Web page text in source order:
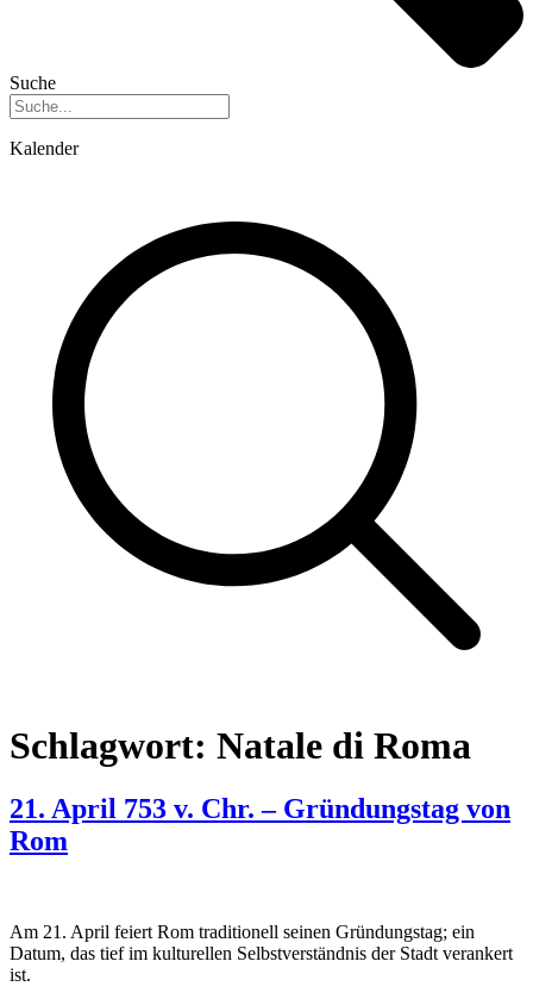
Suche
Kalender
Schlagwort: Natale di Roma
21. April 753 v. Chr. – Gründungstag von
Rom
Am 21. April feiert Rom traditionell seinen Gründungstag; ein
Datum, das tief im kulturellen Selbstverständnis der Stadt verankert
ist.